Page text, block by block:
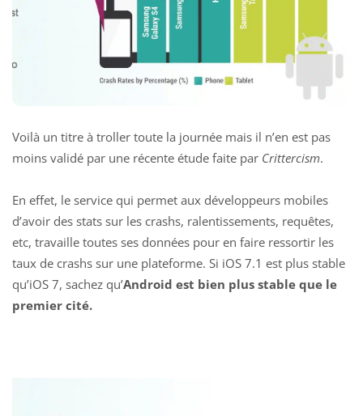
Voilà un titre à troller toute la journée mais il n’en est pas
moins validé par une récente étude faite par Crittercism.
En effet, le service qui permet aux développeurs mobiles
d’avoir des stats sur les crashs, ralentissements, requêtes,
etc, travaille toutes ses données pour en faire ressortir les
taux de crashs sur une plateforme. Si iOS 7.1 est plus stable
qu’iOS 7, sachez qu’Android est bien plus stable que le
premier cité.